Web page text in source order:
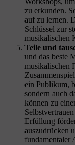
zu erkunden.
auf zu lernen.
Schlüssel zur
musikalischen
Teile und
und das beste
musikalischen
ein Publikum,
sondern auch
können zu
Erfüllung
auszudrücken
fundamentaler